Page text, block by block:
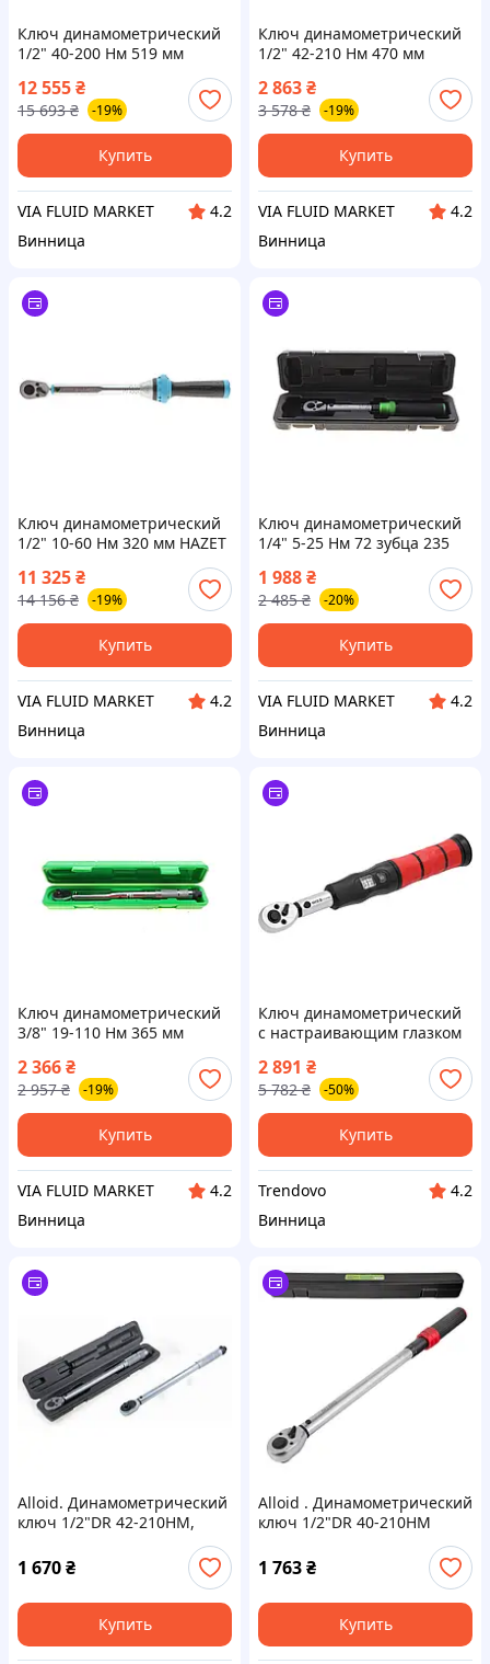
Ключ динамометрический
1/2" 40-200 Нм 519 мм
12 555₴
15 693 ₴ -19%
Купить
VIA FLUID MARKET
4.2
Винница
Ключ динамометрический
1/2" 42-210 Нм 470 мм
2 863₴
3 578 ₴ -19%
Купить
VIA FLUID MARKET
4.2
Винница
Ключ динамометрический
1/2" 10-60 Нм 320 мм HAZET
11 325₴
14 156 ₴ -19%
Купить
VIA FLUID MARKET
4.2
Винница
Ключ динамометрический
1/4" 5-25 Нм 72 зубца 235
1 988₴
2 485 ₴ -20%
Купить
VIA FLUID MARKET
4.2
Винница
Ключ динамометрический
3/8" 19-110 Нм 365 мм
2 366₴
2 957 ₴ -19%
Купить
VIA FLUID MARKET
4.2
Винница
Ключ динамометрический
с настраивающим глазком
YATO : квадрат 1/4", F=2- 26
Нм, L=250 мм [10]
2 891 ₴
5 782 ₴ -50%
Купить
Trendovo
4.2
Винница
Alloid. Динамометрический
ключ 1/2"DR 42-210HM,
460мм, 1340гр. (DК-421-1)
1 670₴
Купить
Alloid . Динамометрический
ключ 1/2"DR 40-210HM
1 763₴
Купить